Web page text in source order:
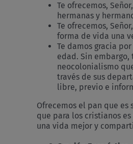
Te ofrecemos,
hermanas y
Te ofrecemos,
forma de vida una
Te damos gracia
edad. Sin
neocolonialismo
través de sus
libre, previo e
Ofrecemos el pan que
que para los cristianos
una vida mejor y